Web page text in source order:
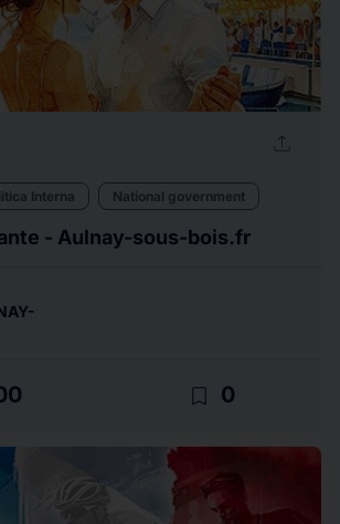
upload
Interna National government
- Aulnay-sous-bois.fr
bookmark_border 0